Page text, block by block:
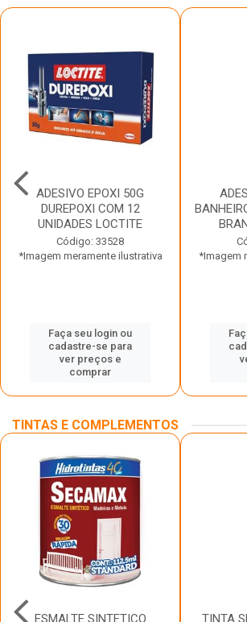
ADESIVO EPOXI 50G
DUREPOXI COM 12
UNIDADES LOCTITE
Código: 33528
*Imagem meramente ilustrativa
Faça seu login ou
cadastre-se para
ver preços e
comprar
*Imagem
TINTAS E COMPLEMENTOS
ESMALTE SINTETICO TINTA